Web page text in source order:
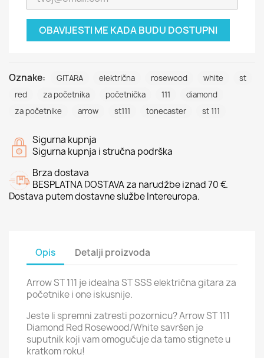
OBAVIJESTI ME KADA BUDU DOSTUPNI
Oznake: GITARA električna rosewood white
st
red
za početnika početnička 111
diamond
za početnike
arrow st111 tonecaster st 111
Sigurna kupnja
Sigurna kupnja i stručna podrška
Brza dostava
BESPLATNA DOSTAVA za narudžbe iznad 70 €.
Dostava putem dostavne službe Intereuropa.
Opis Detalji proizvoda
Arrow ST 111 je idealna ST SSS električna gitara za
početnike i one iskusnije.
Jeste li spremni zatresti pozornicu? Arrow ST 111
Diamond Red Rosewood/White savršen je
suputnik koji vam omogućuje da tamo stignete u
kratkom roku!